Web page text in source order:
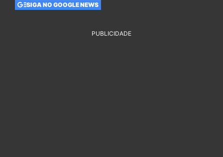
SIGA NO GOOGLE NEWS
PUBLICIDADE